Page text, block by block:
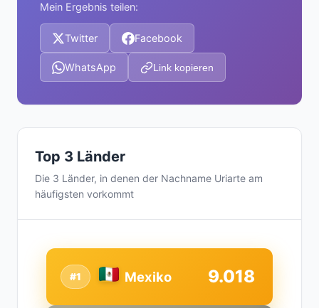
Mein Ergebnis teilen:
Twitter Facebook
WhatsApp Link kopieren
Top 3 Länder
Die 3 Länder, in denen der Nachname Uriarte am
häufigsten vorkommt
#1 Mexiko 9.018